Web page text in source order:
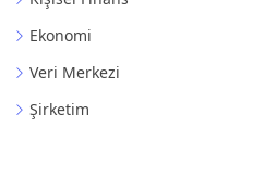
Ekonomi
Veri Merkezi
Şirketim